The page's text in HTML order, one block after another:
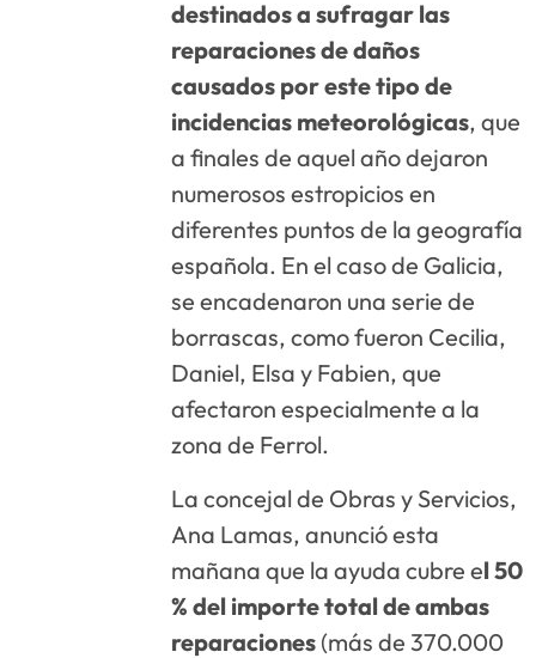
destinados a sufragar las
reparaciones de daños
causados por este tipo de
incidencias meteorológicas, que
a finales de aquel año dejaron
numerosos estropicios en
diferentes puntos de la geografía
española. En el caso de Galicia,
se encadenaron una serie de
borrascas, como fueron Cecilia,
Daniel, Elsa y Fabien, que
afectaron especialmente a la
zona de Ferrol.
La concejal de Obras y Servicios,
Ana Lamas, anunció esta
mañana que la ayuda cubre el 50
% del importe total de ambas
reparaciones (más de 370.000